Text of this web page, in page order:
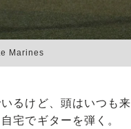
Marines
るけど、頭はいつも来
宅でギターを弾く。